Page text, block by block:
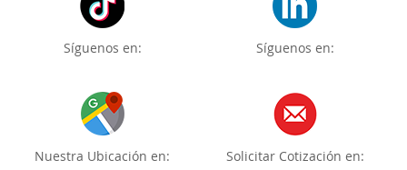
Síguenos en: Síguenos en:
Nuestra Ubicación en: Solicitar Cotización en: